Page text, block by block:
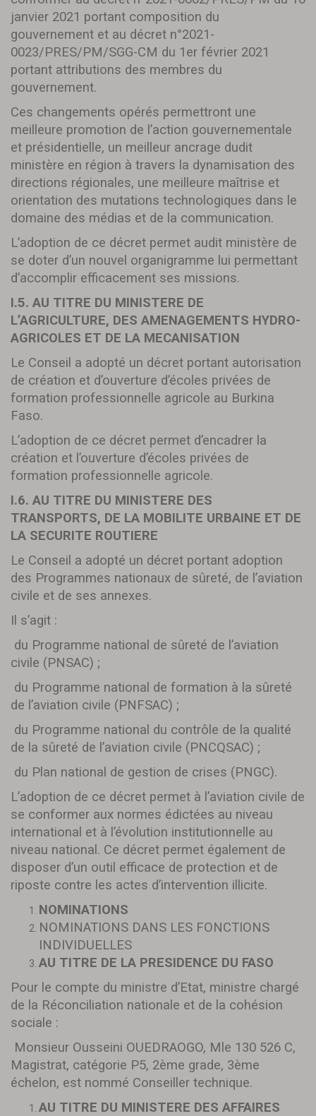
janvier 2021 portant composition du
gouvernement et au décret n°2021-
0023/PRES/PM/SGG-CM du 1er février 2021
portant attributions des membres du
gouvernement.
Ces changements opérés permettront une
meilleure promotion de l’action gouvernementale
et présidentielle, un meilleur ancrage dudit
ministère en région à travers la dynamisation des
directions régionales, une meilleure maîtrise et
orientation des mutations technologiques dans le
domaine des médias et de la communication.
L’adoption de ce décret permet audit ministère de
se doter d’un nouvel organigramme lui permettant
d’accomplir efficacement ses missions.
I.5. AU TITRE DU MINISTERE DE
L’AGRICULTURE, DES AMENAGEMENTS HYDRO-
AGRICOLES ET DE LA MECANISATION
Le Conseil a adopté un décret portant autorisation
de création et d’ouverture d’écoles privées de
formation professionnelle agricole au Burkina
Faso.
L’adoption de ce décret permet d’encadrer la
création et l’ouverture d’écoles privées de
formation professionnelle agricole.
I.6. AU TITRE DU MINISTERE DES
TRANSPORTS, DE LA MOBILITE URBAINE ET DE
LA SECURITE ROUTIERE
Le Conseil a adopté un décret portant adoption
des Programmes nationaux de sûreté, de l’aviation
civile et de ses annexes.
Il s’agit :
du Programme national de sûreté de l’aviation
civile (PNSAC) ;
du Programme national de formation à la sûreté
de l’aviation civile (PNFSAC) ;
du Programme national du contrôle de la qualité
de la sûreté de l’aviation civile (PNCQSAC) ;
du Plan national de gestion de crises (PNGC).
L’adoption de ce décret permet à l’aviation civile de
se conformer aux normes édictées au niveau
international et à l’évolution institutionnelle au
niveau national. Ce décret permet également de
disposer d’un outil efficace de protection et de
riposte contre les actes d’intervention illicite.
NOMINATIONS
NOMINATIONS DANS LES FONCTIONS
INDIVIDUELLES
AU TITRE DE LA PRESIDENCE DU FASO
Pour le compte du ministre d’Etat, ministre chargé
de la Réconciliation nationale et de la cohésion
sociale :
Monsieur Ousseini OUEDRAOGO, Mle 130 526 C,
Magistrat, catégorie P5, 2ème grade, 3ème
échelon, est nommé Conseiller technique.
AU TITRE DU MINISTERE DES AFFAIRES